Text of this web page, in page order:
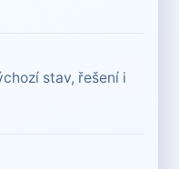
stav, řešení i